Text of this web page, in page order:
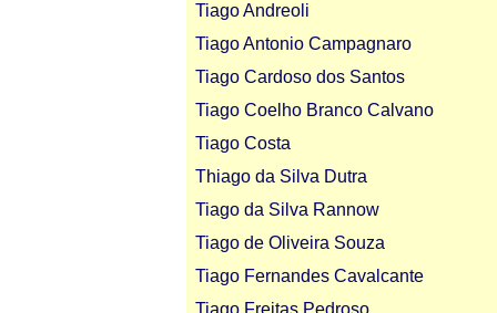
Tiago Andreoli
Tiago Antonio Campagnaro
Tiago Cardoso dos Santos
Tiago Coelho Branco Calvano
Tiago Costa
Thiago da Silva Dutra
Tiago da Silva Rannow
Tiago de Oliveira Souza
Tiago Fernandes Cavalcante
Tiago Freitas Pedroso